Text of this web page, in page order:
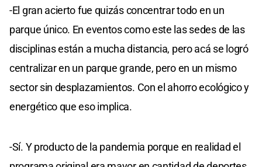
-El gran acierto fue quizás concentrar todo en un
parque único. En eventos como este las sedes de las
disciplinas están a mucha distancia, pero acá se logró
centralizar en un parque grande, pero en un mismo
sector sin desplazamientos. Con el ahorro ecológico y
energético que eso implica.
-Sí. Y producto de la pandemia porque en realidad el